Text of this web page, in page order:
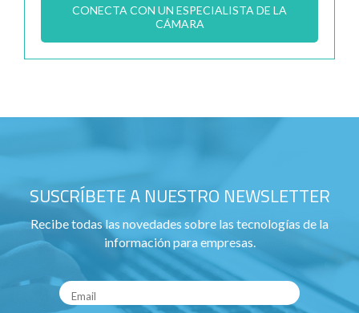
CONECTA CON UN ESPECIALISTA DE LA
CÁMARA
SUSCRÍBETE A NUESTRO NEWSLETTER
Recibe todas las novedades sobre las tecnologías de la
información para empresas.